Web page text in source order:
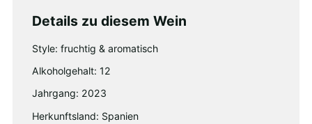
Details zu diesem Wein
Style: fruchtig & aromatisch
Alkoholgehalt: 12
Jahrgang: 2023
Herkunftsland: Spanien